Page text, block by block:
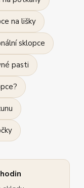
na lišky
sklopce
pasti